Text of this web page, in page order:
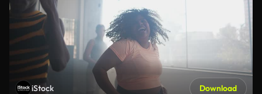
iStock Download